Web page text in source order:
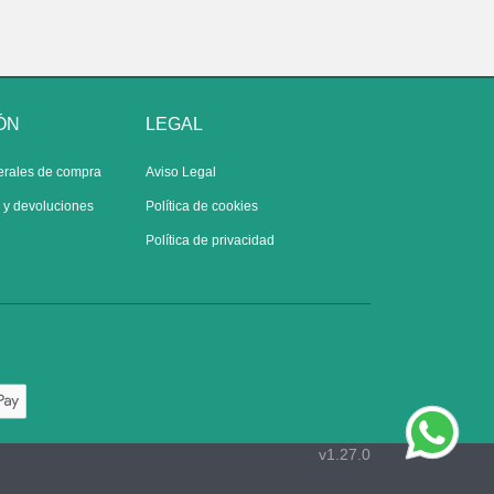
de compra
y devoluciones
LEGAL
Aviso Legal
Política de cookies
Política de privacidad
v1.27.0